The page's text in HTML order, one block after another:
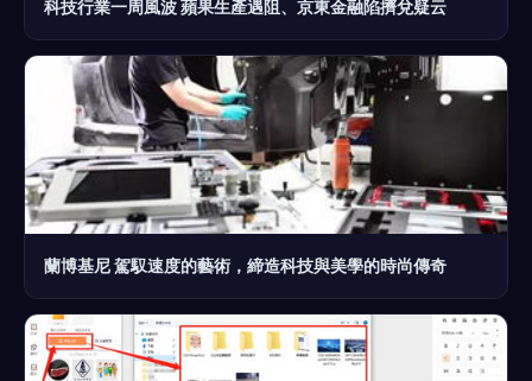
科技行業一周風波 蘋果生產遇阻、京東金融陷擠兌疑云
蘭博基尼 駕馭速度的藝術，締造科技與美學的時尚傳奇